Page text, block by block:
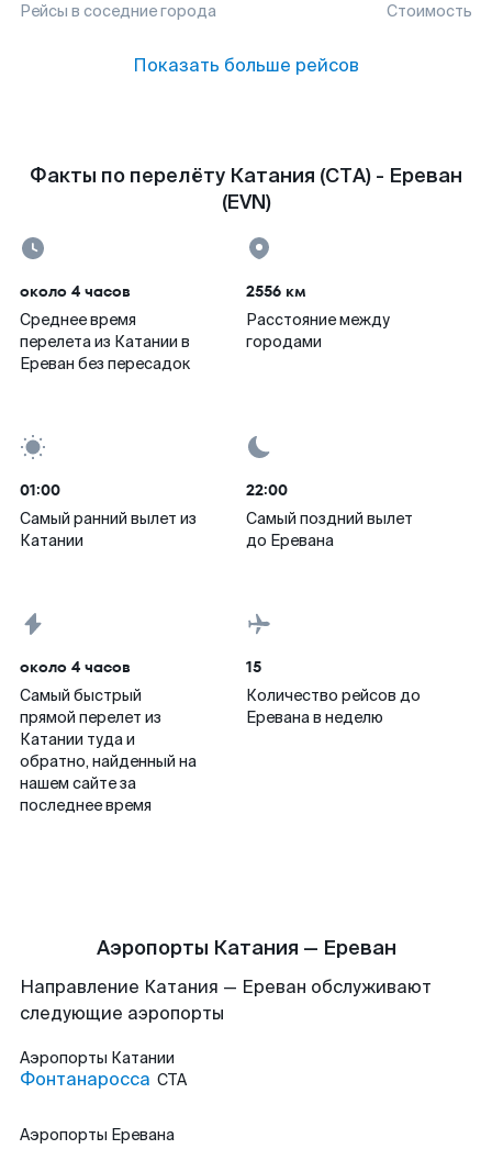
Рейсы в соседние города Стоимость
Показать больше рейсов
Факты по перелёту Катания (CTA) - Ереван
(EVN)
около 4 часов
Среднее время
перелета из Катании в
Ереван без пересадок
2556 км
Расстояние между
городами
01:00
Самый ранний вылет из
Катании
22:00
Самый поздний вылет
до Еревана
около 4 часов
Самый быстрый
прямой перелет из
Катании туда и
обратно, найденный на
нашем сайте за
последнее время
15
Количество рейсов до
Еревана в неделю
Аэропорты Катания — Ереван
Направление Катания — Ереван обслуживают
следующие аэропорты
Аэропорты Катании
Фонтанаросса CTA
Аэропорты Еревана